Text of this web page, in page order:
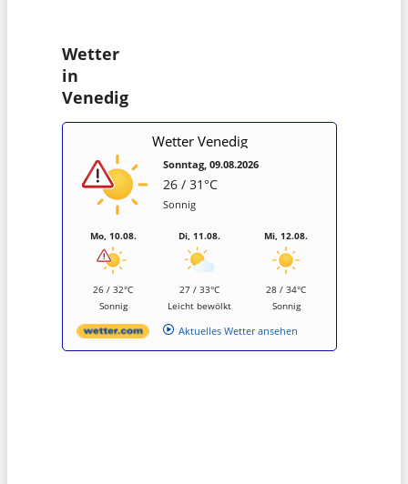
Wetter
in
Venedig
Wetter Venedig
Sonntag, 09.08.2026
26 / 31°C
Sonnig
Mo, 10.08.
26 / 32°C
Sonnig
Di, 11.08.
27 / 33°C
Leicht bewölkt
Mi, 12.08.
28 / 34°C
Sonnig
Aktuelles Wetter ansehen